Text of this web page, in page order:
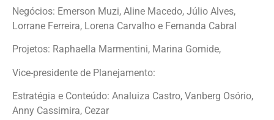
Negócios: Emerson Muzi, Aline Macedo, Júlio Alves,
Lorrane Ferreira, Lorena Carvalho e Fernanda Cabral
Projetos: Raphaella Marmentini, Marina Gomide,
Vice-presidente de Planejamento:
Estratégia e Conteúdo: Analuiza Castro, Vanberg Osório,
Anny Cassimira, Cezar